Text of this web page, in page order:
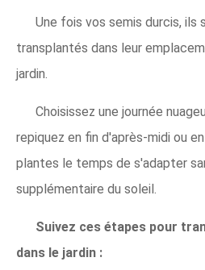
Une fois vos semis durcis, ils
transplantés dans leur
jardin.
Choisissez une journée
repiquez en fin d'après-midi ou
plantes le temps de s'adapter
supplémentaire du soleil.
Suivez ces étapes pour
dans le jardin :